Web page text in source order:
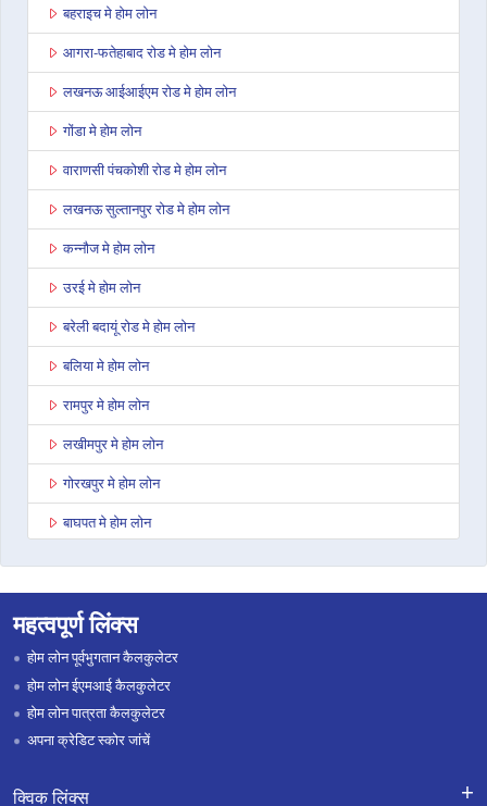
बहराइच मे होम लोन
आगरा-फतेहाबाद रोड मे होम लोन
लखनऊ आईआईएम रोड मे होम लोन
गोंडा मे होम लोन
वाराणसी पंचकोशी रोड मे होम लोन
लखनऊ सुल्तानपुर रोड मे होम लोन
कन्नौज मे होम लोन
उरई मे होम लोन
बरेली बदायूं रोड मे होम लोन
बलिया मे होम लोन
रामपुर मे होम लोन
लखीमपुर मे होम लोन
गोरखपुर मे होम लोन
बाघपत मे होम लोन
औरैया मे होम लोन
बिजनौर मे होम लोन
इटावा उत्तर प्रदेश मे होम लोन
बाराबंकी मे होम लोन
महत्वपूर्ण लिंक्स
होम लोन पूर्वभुगतान कैलकुलेटर
होम लोन ईएमआई कैलकुलेटर
होम लोन पात्रता कैलकुलेटर
अपना क्रेडिट स्कोर जांचें
क्विक लिंक्स